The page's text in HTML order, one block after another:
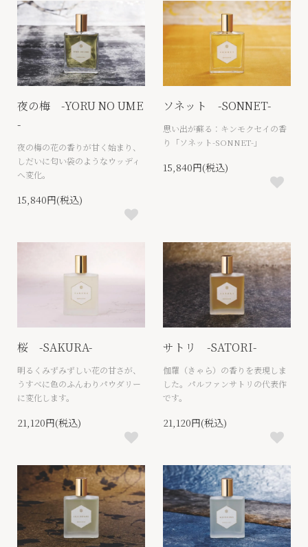
夜の梅 -YORU NO UME
-
夜の梅の花の香りが甘く始まり、
しだいに匂い袋のようなウッディ
へ変化。
15,840円(税込)
ソネット -SONNET-
思い出が蘇る：キンモクセイの香
り「ソネット-SONNET-」
15,840円(税込)
桜 -SAKURA-
明るくみずみずしい花の甘さが、
うすべに色のふんわりパウダリー
に変化します。
21,120円(税込)
サトリ -SATORI-
伽羅（きゃら）の香りを表現しま
した。パルファンサトリの代表作
です。
21,120円(税込)